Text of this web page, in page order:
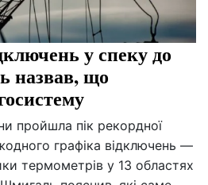
у спеку до
назвав, що
пройшла пік рекордної
графіка відключень —
термометрів у 13 областях